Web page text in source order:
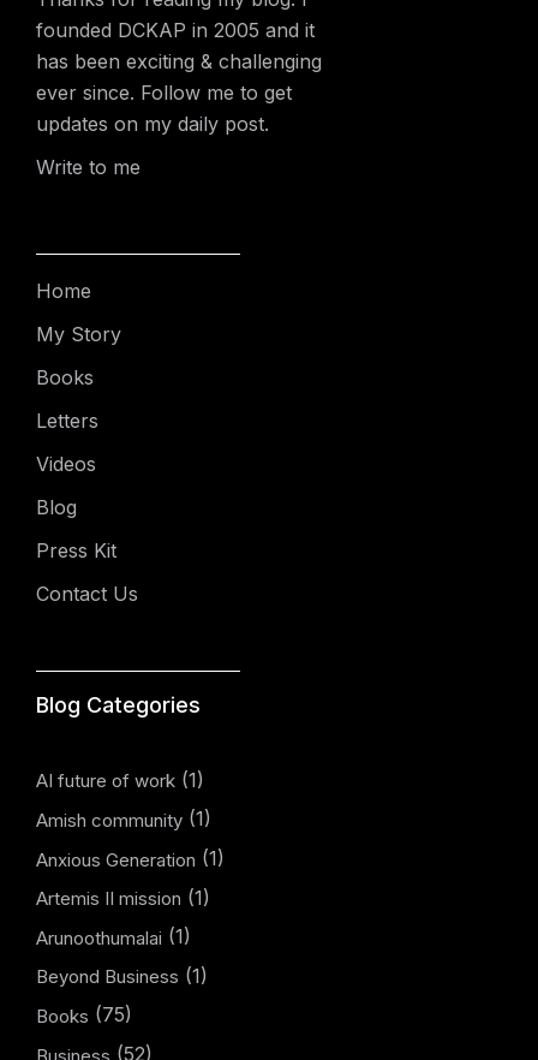
founded DCKAP in 2005 and it
has been exciting & challenging
ever since. Follow me to get
updates on my daily post.
Write to me
Home
My Story
Books
Letters
Videos
Blog
Press Kit
Contact Us
Blog Categories
AI future of work (1)
Amish community (1)
Anxious Generation (1)
Artemis II mission (1)
Arunoothumalai (1)
Beyond Business (1)
Books (75)
Business (52)